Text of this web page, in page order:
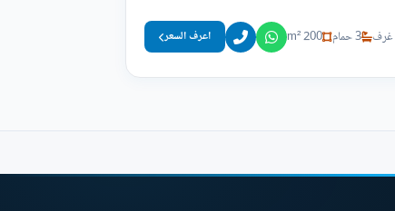
3 حمام 200 m² اعرف السعر